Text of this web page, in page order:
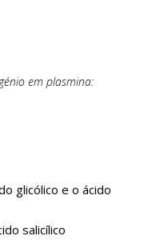
em plasmina:
glicólico e o ácido
salicílico